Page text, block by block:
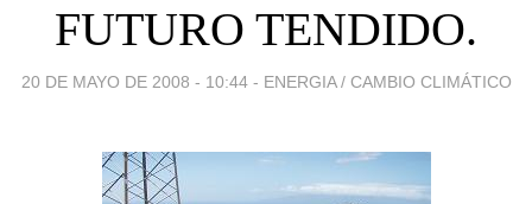
FUTURO TENDIDO.
20 DE MAYO DE 2008 - 10:44 - ENERGIA / CAMBIO CLIMÁTICO